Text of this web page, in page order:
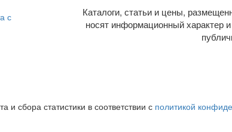
с
Каталоги, статьи и цены,
носят информационный характер
сбора статистики в соответствии с политикой